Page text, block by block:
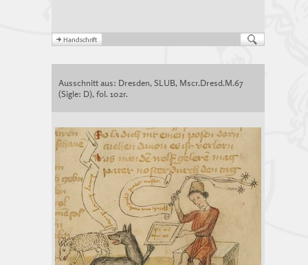
Ausschnitt aus: Dresden, SLUB, Mscr.Dresd.M.67
(Sigle: D), fol. 102r.